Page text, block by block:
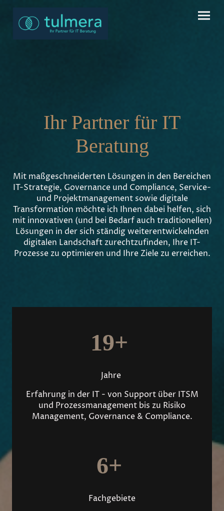
Ihr Partner für IT
Beratung
Mit maßgeschneiderten Lösungen in den Bereichen
IT-Strategie, Governance und Compliance, Service-
und Projektmanagement sowie digitale
Transformation möchte ich Ihnen dabei helfen, sich
mit innovativen (und bei Bedarf auch traditionellen)
Lösungen in der sich ständig weiterentwickelnden
digitalen Landschaft zurechtzufinden, Ihre IT-
Prozesse zu optimieren und Ihre Ziele zu erreichen.
19+
Jahre
Erfahrung in der IT - von Support über ITSM
und Prozessmanagement bis zu Risiko
Management, Governance & Compliance.
6+
Fachgebiete